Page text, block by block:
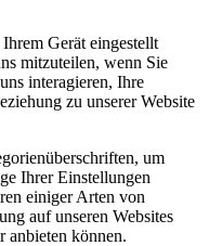
Gerät eingestellt
mitzuteilen, wenn Sie
interagieren, Ihre
zu unserer Website
um
Ihrer Einstellungen
einiger Arten von
auf unseren Websites
anbieten können.